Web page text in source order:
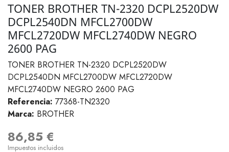
TONER BROTHER TN-2320 DCPL2520DW
DCPL2540DN MFCL2700DW
MFCL2720DW MFCL2740DW NEGRO
2600 PAG
TONER BROTHER TN-2320 DCPL2520DW
DCPL2540DN MFCL2700DW MFCL2720DW
MFCL2740DW NEGRO 2600 PAG
Referencia: 77368-TN2320
Marca: BROTHER
86,85 €
Impuestos incluidos